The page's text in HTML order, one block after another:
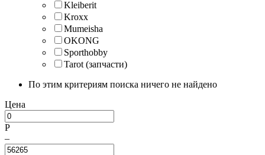
Kleiberit
Kroxx
Mumeisha
OKONG
Sporthobby
Tarot (запчасти)
По этим критериям поиска ничего не найдено
Цена
Р
–